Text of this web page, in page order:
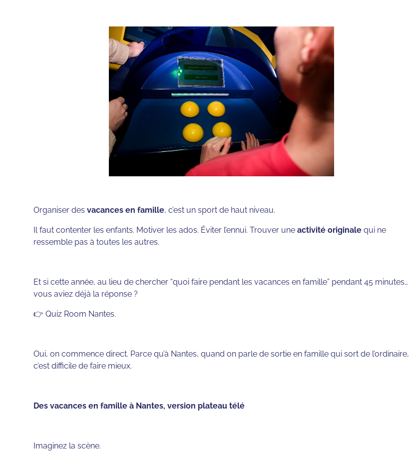
Organiser desvacances en famille, c’est un sport de haut niveau.
Il faut contenter les enfants. Motiver les ados. Éviter l’ennui. Trouver uneactivité originalequi ne
ressemble pas à toutes les autres.
Et si cette année, au lieu de chercher “quoi faire pendant les vacances en famille” pendant 45 minutes…
vous aviez déjà la réponse ?
👉 Quiz Room Nantes.
Oui, on commence direct. Parce qu’à Nantes, quand on parle de sortie en famille qui sort de l’ordinaire,
c’est difficile de faire mieux.
Des vacances en famille à Nantes, version plateau télé
Imaginez la scène.